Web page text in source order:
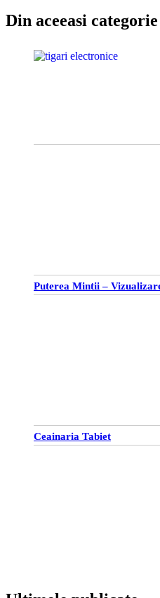
Din aceeasi categorie
Puterea Mintii –
Ceainaria Tabiet